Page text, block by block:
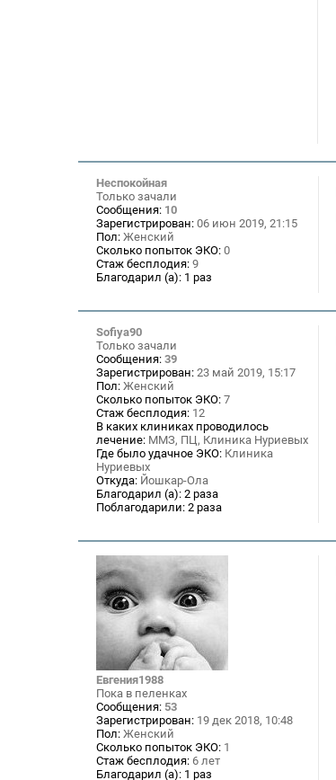
Неспокойная
Только зачали
Сообщения: 10
Зарегистрирован: 06 июн 2019, 21:15
Пол: Женский
Сколько попыток ЭКО: 0
Стаж бесплодия: 9
Благодарил (а): 1 раз
Sofiya90
Только зачали
Сообщения: 39
Зарегистрирован: 23 май 2019, 15:17
Пол: Женский
Сколько попыток ЭКО: 7
Стаж бесплодия: 12
В каких клиниках проводилось
лечение: ММЗ, ПЦ, Клиника Нуриевых
Где было удачное ЭКО: Клиника
Нуриевых
Откуда: Йошкар-Ола
Благодарил (а): 2 раза
Поблагодарили: 2 раза
Евгения1988
Пока в пеленках
Сообщения: 53
Зарегистрирован: 19 дек 2018, 10:48
Пол: Женский
Сколько попыток ЭКО: 1
Стаж бесплодия: 6 лет
Благодарил (а): 1 раз